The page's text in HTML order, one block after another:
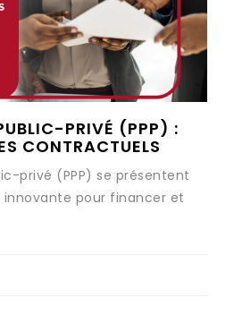
PRIVÉ (PPP) :
CONTRACTUELS
privé (PPP) se présentent
pour financer et